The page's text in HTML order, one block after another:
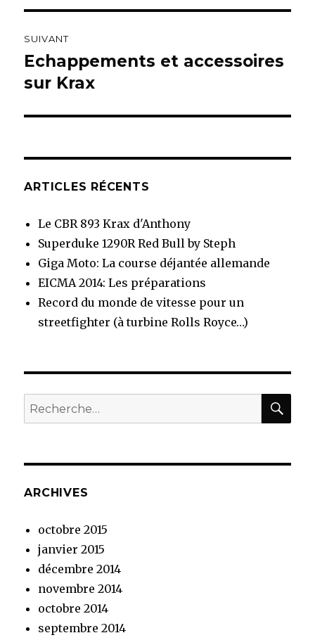
SUIVANT
Article
suivant :
Echappements et accessoires
sur Krax
ARTICLES RÉCENTS
Le CBR 893 Krax d'Anthony
Superduke 1290R Red Bull by Steph
Giga Moto: La course déjantée allemande
EICMA 2014: Les préparations
Record du monde de vitesse pour un
streetfighter (à turbine Rolls Royce…)
Recherche
pour
ARCHIVES
octobre 2015
janvier 2015
décembre 2014
novembre 2014
octobre 2014
septembre 2014